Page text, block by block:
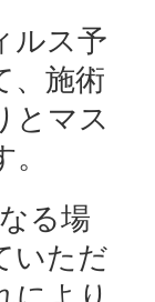
ルス予
、施術
とマス
る場
いただ